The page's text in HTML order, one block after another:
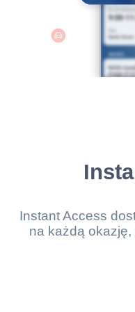
Instant Access
na każdą